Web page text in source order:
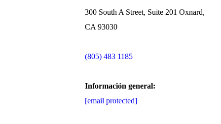
300 South A Street, Suite 201 Oxnard,
CA 93030
(805) 483 1185
Información general:
[email protected]